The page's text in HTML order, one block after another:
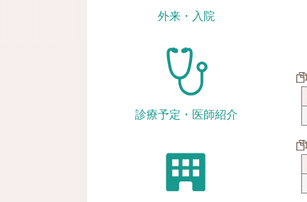
外来・入院
診療予定・医師紹介